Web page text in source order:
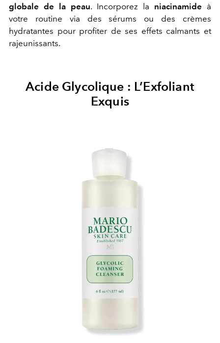
globale de la peau. Incorporez la niacinamide à
votre routine via des sérums ou des crèmes
hydratantes pour profiter de ses effets calmants et
rajeunissants.
Acide Glycolique : L’Exfoliant
Exquis